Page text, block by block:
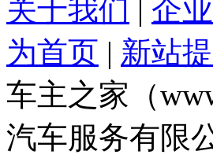
关于我们 | 企
为首页 | 新站
车主之家（
汽车服务有限